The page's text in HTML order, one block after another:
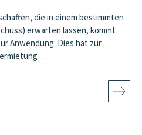
die in einem bestimmten
erwarten lassen, kommt
Anwendung. Dies hat zur